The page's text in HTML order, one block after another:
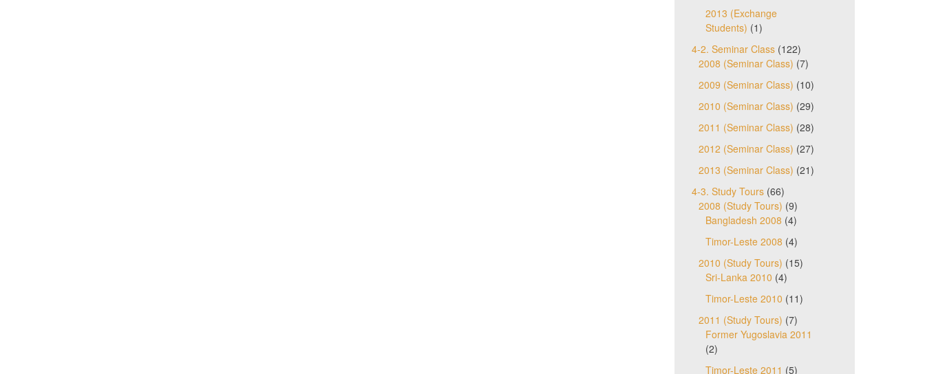
2013 (Exchange
Students) (1)
4-2. Seminar Class(122)
2008 (Seminar Class) (7)
2009 (Seminar Class) (10)
2010 (Seminar Class) (29)
2011 (Seminar Class) (28)
2012 (Seminar Class) (27)
2013 (Seminar Class) (21)
4-3. Study Tours(66)
2008 (Study Tours) (9)
Bangladesh 2008 (4)
Timor-Leste 2008 (4)
2010 (Study Tours) (15)
Sri-Lanka 2010 (4)
Timor-Leste 2010 (11)
2011 (Study Tours) (7)
Former Yugoslavia 2011
(2)
Timor-Leste 2011 (5)